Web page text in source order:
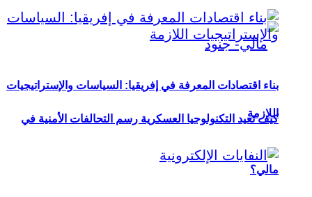
كيف تعيد التكنولوجيا العسكرية رسم التحالفات الأمنية في
مالي؟
بناء اقتصادات المعرفة في إفريقيا: السياسات والإستراتيجيات
اللازمة